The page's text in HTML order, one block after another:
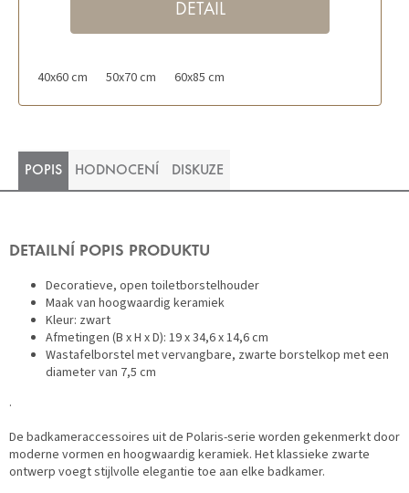
DETAIL
40x60 cm 50x70 cm 60x85 cm
POPIS HODNOCENÍ DISKUZE
DETAILNÍ POPIS PRODUKTU
Decoratieve, open toiletborstelhouder
Maak van hoogwaardig keramiek
Kleur: zwart
Afmetingen (B x H x D): 19 x 34,6 x 14,6 cm
Wastafelborstel met vervangbare, zwarte borstelkop met een
diameter van 7,5 cm
.
De badkameraccessoires uit de Polaris-serie worden gekenmerkt door
moderne vormen en hoogwaardig keramiek. Het klassieke zwarte
ontwerp voegt stijlvolle elegantie toe aan elke badkamer.